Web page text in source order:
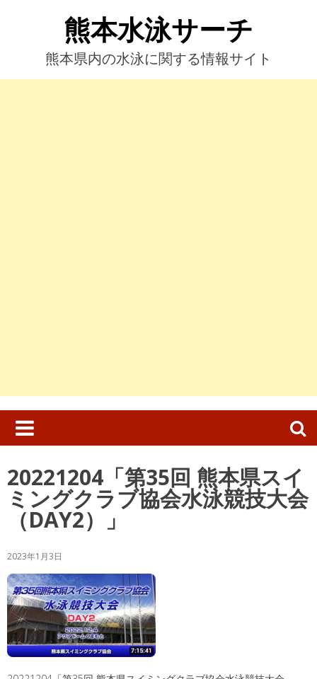
へ
熊本水泳サーチ
熊本県内の水泳に関する情報サイト
検
索:
20221204「第35回 熊本県スイ
ミングクラブ協会水泳競技大会
（DAY2）」
2023年1月3日